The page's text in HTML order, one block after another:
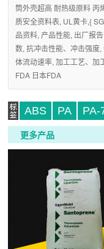
筒外壳超高 耐热级原料 丙
质安全资料表, UL黄卡,{
品资料, 产品性能, 出厂报
数, 抗冲击性能、冲击强度
体流动速率, 加工工艺、加
FDA 日本FDA
ABS PA PA-
更多产品